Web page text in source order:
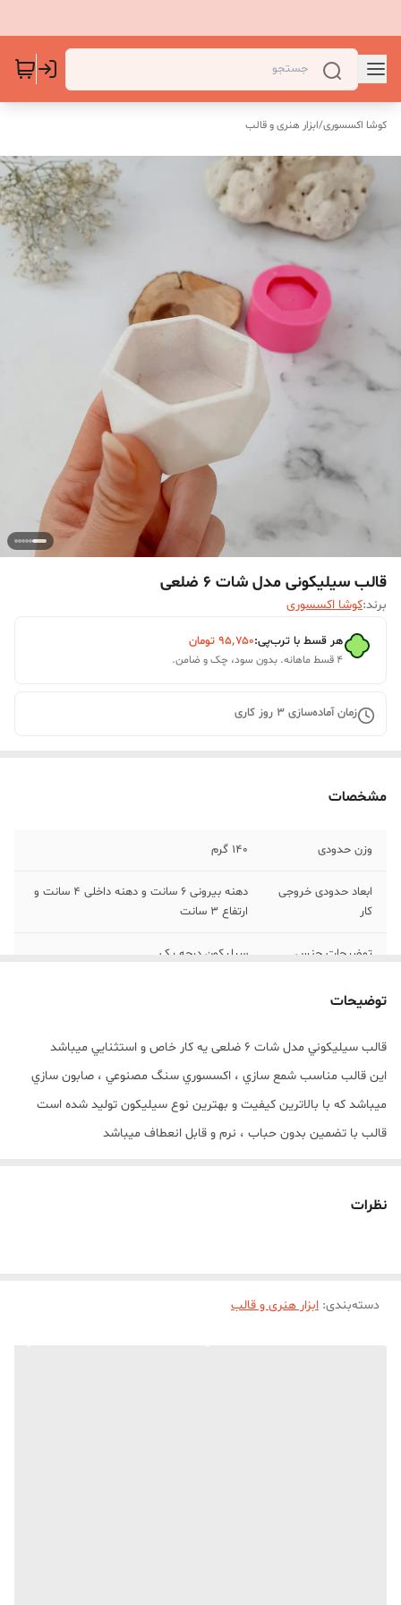
کوشا اکسسوری/ابزار هنری و قالب
قالب سیلیکونی مدل شات 6 ضلعی
برند:کوشا اکسسوری
هر قسط با ترب‌پی:۹۵٬۷۵۰ تومان
۴ قسط ماهانه. بدون سود، چک و ضامن.
زمان آماده‌سازی 3 روز کاری
مشخصات
وزن حدودی 140 گرم
ابعاد حدودی خروجی
کار
دهنه بیرونی 6 سانت و دهنه داخلی 4 سانت و
ارتفاع 3 سانت
توضیحات جنس سیلیکون درجه یک
توضیحات
قالب سيليکوني مدل شات 6 ضلعی يه کار خاص و استثنايي ميباشد
اين قالب مناسب شمع سازي ، اکسسوري سنگ مصنوعي ، صابون سازي
ميباشد که با بالاترين کيفيت و بهترين نوع سيليکون توليد شده است
قالب با تضمين بدون حباب ، نرم و قابل انعطاف ميباشد
نظرات
دسته‌بندی: ابزار هنری و قالب